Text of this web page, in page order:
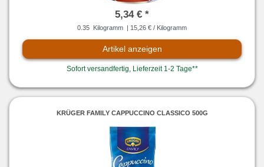
5,34 € *
0.35 Kilogramm | 15,26 € / Kilogramm
Artikel anzeigen
Sofort versandfertig, Lieferzeit 1-2 Tage**
KRÜGER FAMILY CAPPUCCINO CLASSICO 500G